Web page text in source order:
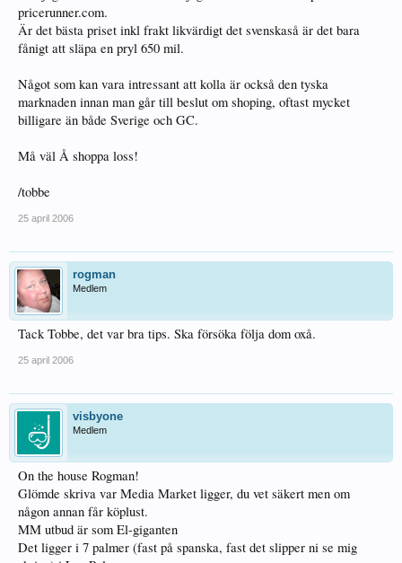
pricerunner.com.
Är det bästa priset inkl frakt likvärdigt det svenskaså är det bara
fånigt att släpa en pryl 650 mil.
Något som kan vara intressant att kolla är också den tyska
marknaden innan man går till beslut om shoping, oftast mycket
billigare än både Sverige och GC.
Må väl Å shoppa loss!
/tobbe
25 april 2006
rogman
Medlem
Tack Tobbe, det var bra tips. Ska försöka följa dom oxå.
25 april 2006
visbyone
Medlem
On the house Rogman!
Glömde skriva var Media Market ligger, du vet säkert men om
någon annan får köplust.
MM utbud är som El-giganten
Det ligger i 7 palmer (fast på spanska, fast det slipper ni se mig